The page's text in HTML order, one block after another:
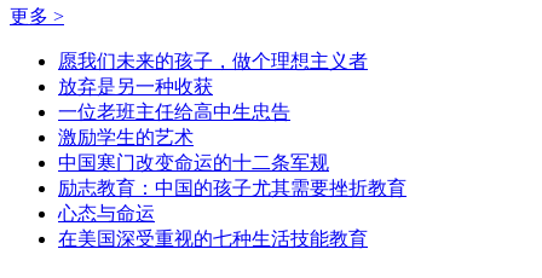
更多 >
愿我们未来的孩子，做个理想主义者
放弃是另一种收获
一位老班主任给高中生忠告
激励学生的艺术
中国寒门改变命运的十二条军规
励志教育：中国的孩子尤其需要挫折教育
心态与命运
在美国深受重视的七种生活技能教育